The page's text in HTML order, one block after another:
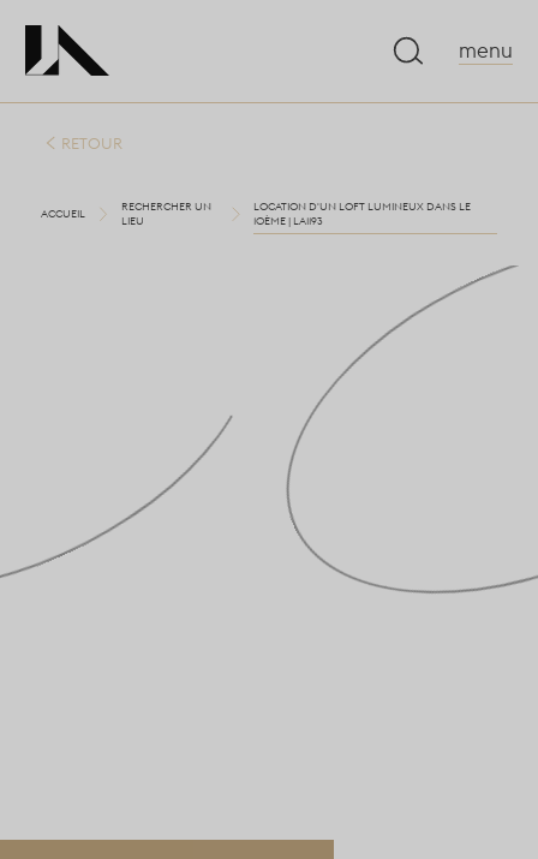
menu
RETOUR
ACCUEIL
RECHERCHER UN
LIEU
LOCATION D'UN LOFT LUMINEUX DANS LE
10ÈME | LA1193